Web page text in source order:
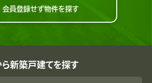
会員登録せず物件を探す
新築戸建てを探す